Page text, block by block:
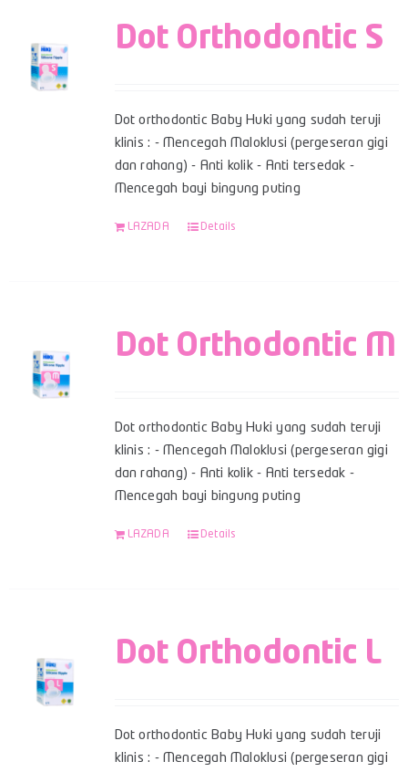
Dot Orthodontic S
Dot orthodontic Baby Huki yang sudah teruji
klinis : - Mencegah Maloklusi (pergeseran gigi
dan rahang) - Anti kolik - Anti tersedak -
Mencegah bayi bingung puting
LAZADA Details
Dot Orthodontic M
Dot orthodontic Baby Huki yang sudah teruji
klinis : - Mencegah Maloklusi (pergeseran gigi
dan rahang) - Anti kolik - Anti tersedak -
Mencegah bayi bingung puting
LAZADA Details
Dot Orthodontic L
Dot orthodontic Baby Huki yang sudah teruji
klinis : - Mencegah Maloklusi (pergeseran gigi